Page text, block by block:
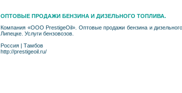
ОПТОВЫЕ ПРОДАЖИ БЕНЗИНА И ДИЗЕЛЬНОГО ТОПЛИВА.
Компания «ООО PrestigeOil». Оптовые продажи бензина и
Липецке. Услуги бензовозов.
Россия | Тамбов
http://prestigeoil.ru/